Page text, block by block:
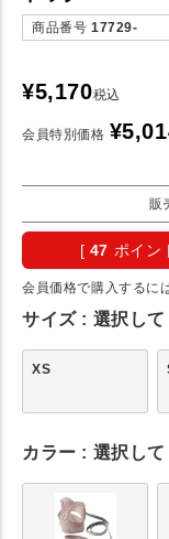
商品番号 17729-
¥5,170税込
会員特別価格 ¥
販
[ 47 ポイン
会員価格で購入するに
サイズ 選択し
XS
カラー 選択し